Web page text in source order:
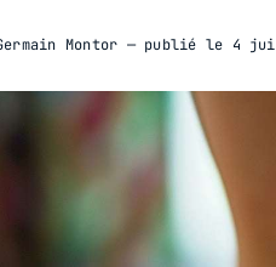
Montor — publié le 4